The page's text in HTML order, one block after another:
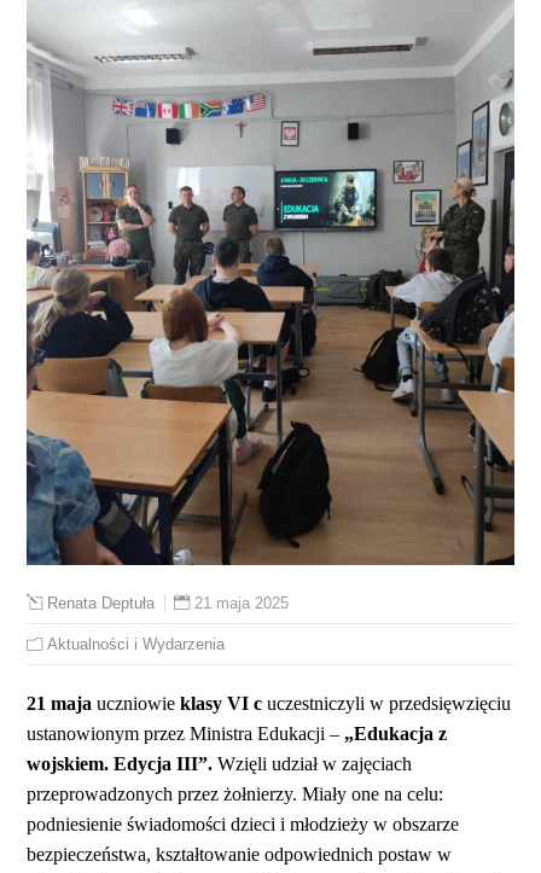
Renata Deptuła 21 maja 2025
Aktualności i Wydarzenia
21 maja uczniowie klasy VI c uczestniczyli w przedsięwzięciu
ustanowionym przez Ministra Edukacji – „Edukacja z
wojskiem. Edycja III”. Wzięli udział w zajęciach
przeprowadzonych przez żołnierzy. Miały one na celu:
podniesienie świadomości dzieci i młodzieży w obszarze
bezpieczeństwa, kształtowanie odpowiednich postaw w